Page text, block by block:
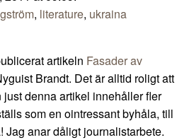
, literature, ukraina
artikeln Fasader av
Brandt. Det är alltid roligt att
denna artikel innehåller fler
som en ointressant byhåla, till
Jag anar dåligt journalistarbete.